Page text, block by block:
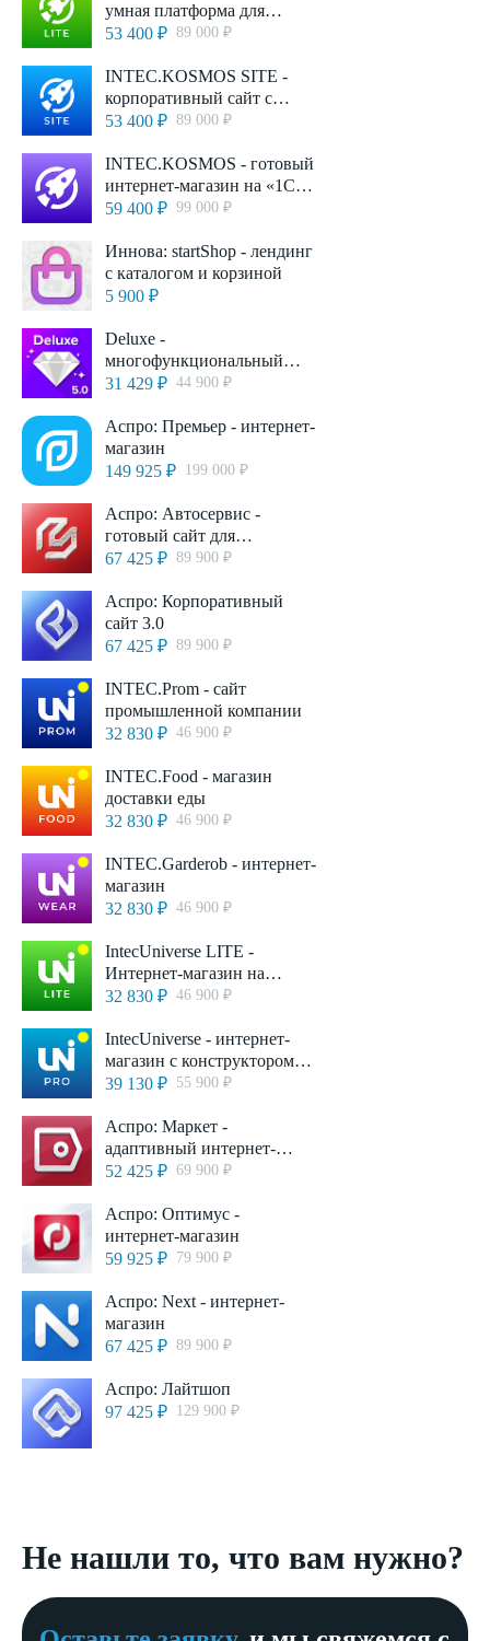
умная платформа для
запуска интернет-магазина
53 400 ₽ 89 000 ₽
INTEC.KOSMOS SITE -
корпоративный сайт с
искусственным
53 400 ₽ 89 000 ₽
INTEC.KOSMOS - готовый
интернет-магазин на «1С-
Битрикс» со встроенным
интеллектом
59 400 ₽ 99 000 ₽
Иннова: startShop - лендинг
с каталогом и корзиной
5 900 ₽
Deluxe -
многофункциональный
интернет-магазин 2 в 1
31 429 ₽ 44 900 ₽
Аспро: Премьер - интернет-
магазин
149 925 ₽ 199 000 ₽
Аспро: Автосервис -
готовый сайт для
автомастерских и
67 425 ₽ 89 900 ₽
Аспро: Корпоративный
сайт 3.0
67 425 ₽ 89 900 ₽
INTEC.Prom - сайт
промышленной компании
32 830 ₽ 46 900 ₽
INTEC.Food - магазин
доставки еды
32 830 ₽ 46 900 ₽
INTEC.Garderob - интернет-
магазин
32 830 ₽ 46 900 ₽
IntecUniverse LITE -
Интернет-магазин на
редакции Старт
32 830 ₽ 46 900 ₽
IntecUniverse - интернет-
магазин с конструктором
дизайна
39 130 ₽ 55 900 ₽
Аспро: Маркет -
адаптивный интернет-
магазин
52 425 ₽ 69 900 ₽
Аспро: Оптимус -
интернет-магазин
59 925 ₽ 79 900 ₽
Аспро: Next - интернет-
магазин
67 425 ₽ 89 900 ₽
Аспро: Лайтшоп
97 425 ₽ 129 900 ₽
Не нашли то, что вам нужно?